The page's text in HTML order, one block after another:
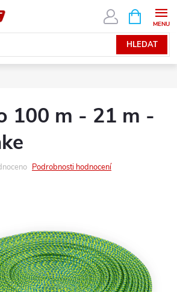
HLEDAT
NÁKUPNÍ
KOŠÍK
100 m - 21 m -
Podrobnosti hodnocení